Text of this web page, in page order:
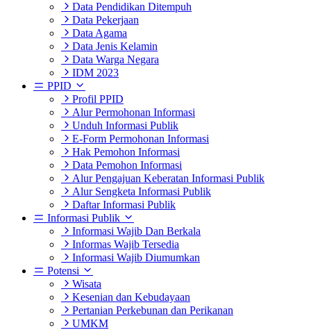
Data Pendidikan Ditempuh
Data Pekerjaan
Data Agama
Data Jenis Kelamin
Data Warga Negara
IDM 2023
PPID
Profil PPID
Alur Permohonan Informasi
Unduh Informasi Publik
E-Form Permohonan Informasi
Hak Pemohon Informasi
Data Pemohon Informasi
Alur Pengajuan Keberatan Informasi Publik
Alur Sengketa Informasi Publik
Daftar Informasi Publik
Informasi Publik
Informasi Wajib Dan Berkala
Informas Wajib Tersedia
Informasi Wajib Diumumkan
Potensi
Wisata
Kesenian dan Kebudayaan
Pertanian Perkebunan dan Perikanan
UMKM